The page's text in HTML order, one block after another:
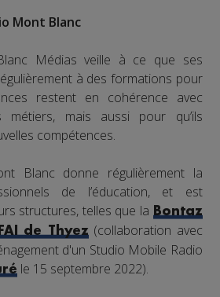
Mont Blanc
Médias veille à ce que ses
à des formations pour
restent en cohérence avec
métiers, mais aussi pour qu’ils
compétences.
Blanc donne régulièrement la
de l’éducation, et est
structures, telles que la
Bontaz
de Thyez(collaboration avec
d'un Studio Mobile Radio
le 15 septembre 2022).